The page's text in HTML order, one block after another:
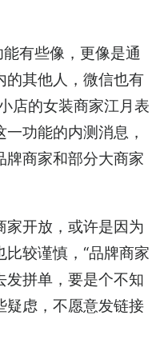
能有些像，更像是通
的其他人，微信也有
店的女装商家江月表
功能的内测消息，
牌商家和部分大商家
家开放，或许是因为
较谨慎，“品牌商家
发拼单，要是个不知
疑虑，不愿意发链接